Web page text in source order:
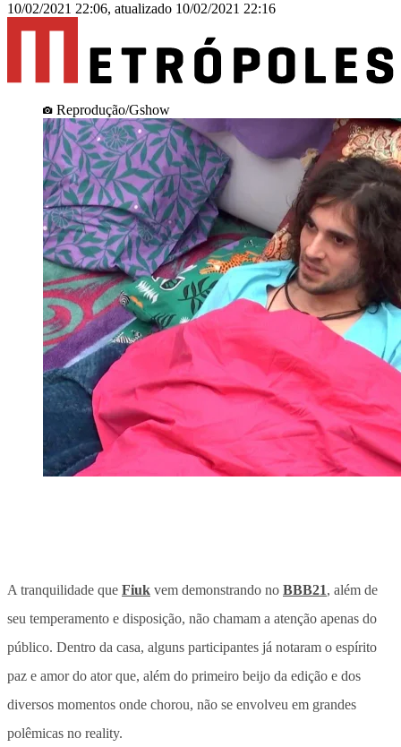
10/02/2021 22:06, atualizado 10/02/2021 22:16
Reprodução/Gshow
A tranquilidade que Fiuk vem demonstrando no BBB21, além de
seu temperamento e disposição, não chamam a atenção apenas do
público. Dentro da casa, alguns participantes já notaram o espírito
paz e amor do ator que, além do primeiro beijo da edição e dos
diversos momentos onde chorou, não se envolveu em grandes
polêmicas no reality.